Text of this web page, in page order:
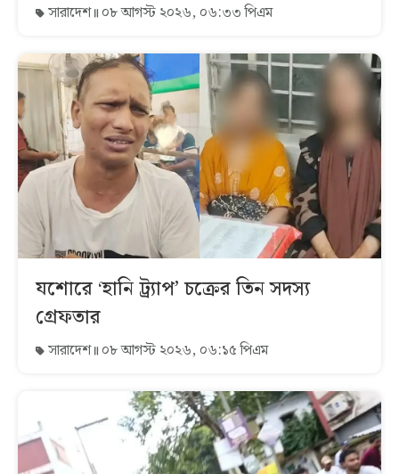
সারাদেশ ০৮ আগস্ট ২০২৬, ০৬:৩৩ পিএম
যশোরে ‘হানি ট্র্যাপ’ চক্রের তিন সদস্য
গ্রেফতার
সারাদেশ ০৮ আগস্ট ২০২৬, ০৬:১৫ পিএম